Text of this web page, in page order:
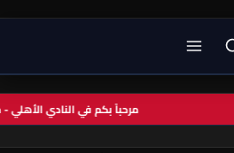
مرحباً بكم في النادي